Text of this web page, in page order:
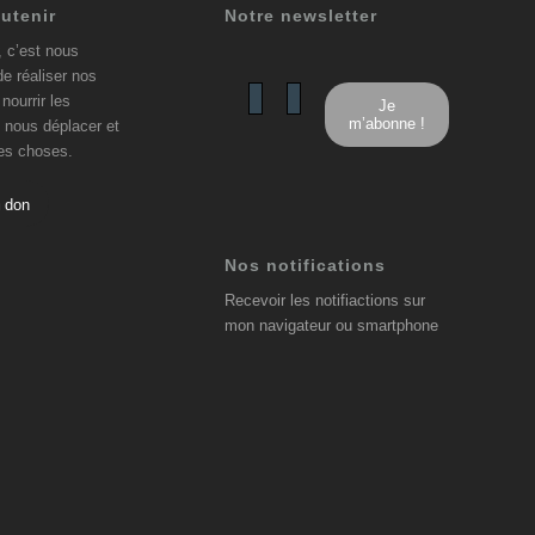
c’est nous
réaliser nos
les
nous déplacer et
choses.
don
Notre newsletter
Nos notifications
Recevoir les notifiactions sur
mon navigateur ou smartphone